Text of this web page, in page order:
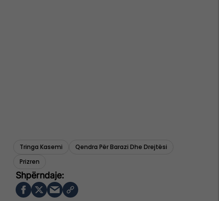
Tringa Kasemi
Qendra Për Barazi Dhe Drejtësi
Prizren